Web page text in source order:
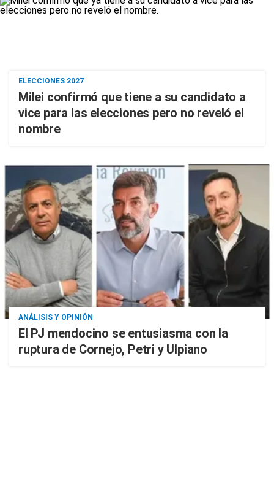
ELECCIONES 2027
Milei confirmó que tiene a su candidato a
vice para las elecciones pero no reveló el
nombre
ANÁLISIS Y OPINIÓN
El PJ mendocino se entusiasma con la
ruptura de Cornejo, Petri y Ulpiano